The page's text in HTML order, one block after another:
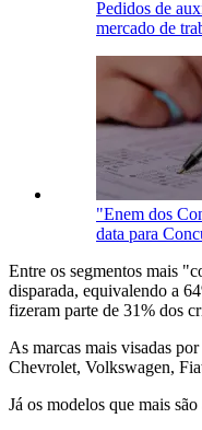
Pedidos de
mercado de
"Enem dos
data para
Entre os segmentos mais
disparada, equivalendo a
fizeram parte de 31% dos
As marcas mais visadas
Chevrolet, Volkswagen,
Já os modelos que mais